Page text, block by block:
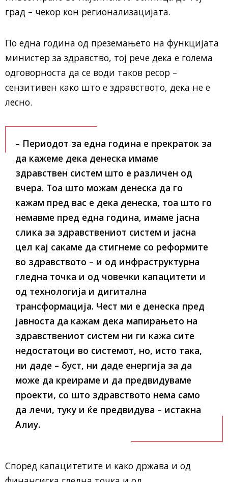
град – чекор кон регионализацијата.
По една година од преземањето на функцијата
министер за здравство, тој рече дека е голема
одговорноста да се води таков ресор –
сензитивен како што е здравството, дека не е
лесно.
– Периодот за една година е прекраток за
да кажеме дека денеска имаме
здравствен систем што е различен од
вчера. Тоа што можам денеска да го
кажам пред вас е дека денеска, тоа што го
немавме пред една година, имаме јасна
слика за здравствениот систем и јасна
цел кај сакаме да стигнеме со реформите
во здравството – и од инфраструктурна
гледна точка и од човечки капацитети и
од технологија и дигитална
трансформација. Чест ми е денеска пред
јавноста да кажам дека мапирањето на
здравствениот систем ни ги кажа сите
недостатоци во системот, но, исто така,
ни даде – буст, ни даде енергија за да
може да креираме и да предвидуваме
проекти, со што здравството нема само
да лечи, туку и ќе предвидува – истакна
Алиу.
Според капацитетите и како држава и од